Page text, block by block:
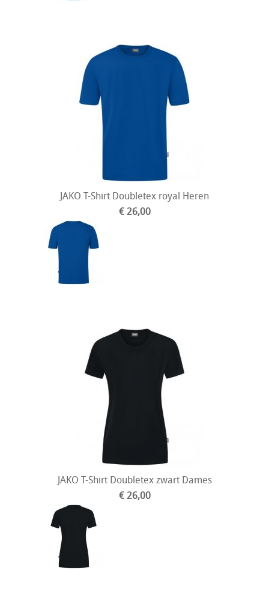
JAKO T-Shirt Doubletex royal Heren
€ 26,00
JAKO T-Shirt Doubletex zwart Dames
€ 26,00